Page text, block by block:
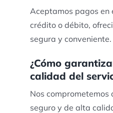
Aceptamos pagos
crédito o débito,
segura y conveniente.
¿Cómo
calidad del
Nos comprometemos
seguro y de alta